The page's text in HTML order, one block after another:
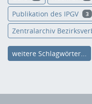
Publikation des IPGV 3
Zentralarchiv
weitere Schlagwörter...